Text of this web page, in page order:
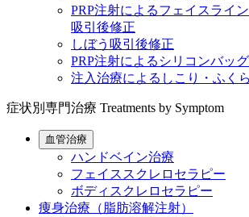
PRP注射によるフェイスライ
吸引後修正
しぼう吸引後修正
PRP注射によるシリコンバッ
注入治療によるしこり・ふく
症状別専門治療 Treatments by Symptom
血管治療
ハンドベイン治療
フェイススクレロセラピー
ボディスクレロセラピー
痩身治療（脂肪溶解注射）